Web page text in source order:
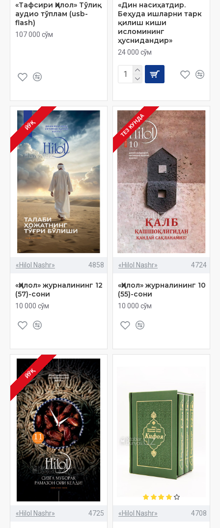
«Тафсири Ҳилол» Тўлиқ
аудио тўплам (usb-
flash)
107 000 сўм
«Дин насиҳатдир.
Беҳуда ишларни тарк
қилиш киши
исломининг
ҳуснидандир»
24 000 сўм
ЙЎҚ
«Hilol Nashr» 4858
«Ҳилол» журналининг 12
(57)-сони
10 000 сўм
ТЕЗ КУНДА
«Hilol Nashr» 4724
«Ҳилол» журналининг 10
(55)-сони
10 000 сўм
ЙЎҚ
«Hilol Nashr» 4725 «Hilol Nashr» 4708